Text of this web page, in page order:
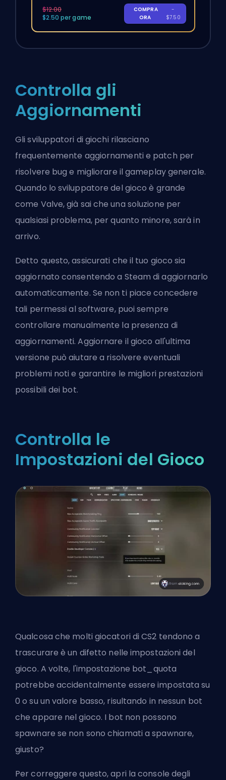
$12.00
$2.50 per game
COMPRA
ORA
-
$7.50
Controlla gli
Aggiornamenti
Gli sviluppatori di giochi rilasciano
frequentemente aggiornamenti e patch per
risolvere bug e migliorare il gameplay generale.
Quando lo sviluppatore del gioco è grande
come Valve, già sai che una soluzione per
qualsiasi problema, per quanto minore, sarà in
arrivo.
Detto questo, assicurati che il tuo gioco sia
aggiornato consentendo a Steam di aggiornarlo
automaticamente. Se non ti piace concedere
tali permessi al software, puoi sempre
controllare manualmente la presenza di
aggiornamenti. Aggiornare il gioco all'ultima
versione può aiutare a risolvere eventuali
problemi noti e garantire le migliori prestazioni
possibili dei bot.
Controlla le
Impostazioni del Gioco
Qualcosa che molti giocatori di CS2 tendono a
trascurare è un difetto nelle impostazioni del
gioco. A volte, l'impostazione bot_quota
potrebbe accidentalmente essere impostata su
0 o su un valore basso, risultando in nessun bot
che appare nel gioco. I bot non possono
spawnare se non sono chiamati a spawnare,
giusto?
Per correggere questo, apri la console degli